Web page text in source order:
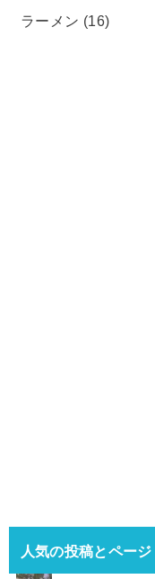
ラーメン (16)
人気の投稿とページ